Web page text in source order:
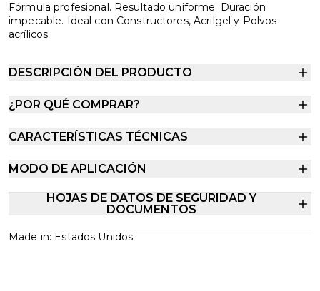
Fórmula profesional. Resultado uniforme. Duración
impecable. Ideal con Constructores, Acrilgel y Polvos
acrílicos.
DESCRIPCIÓN DEL PRODUCTO
¿POR QUÉ COMPRAR?
CARACTERÍSTICAS TÉCNICAS
MODO DE APLICACIÓN
HOJAS DE DATOS DE SEGURIDAD Y
DOCUMENTOS
Made in: Estados Unidos